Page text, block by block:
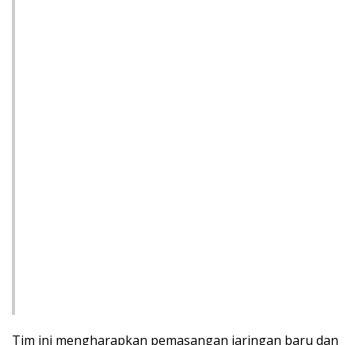
Tim ini mengharapkan pemasangan jaringan baru dan